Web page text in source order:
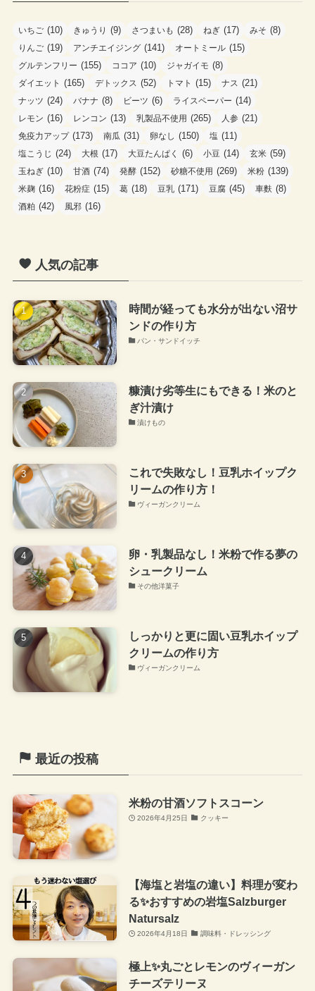
いちご (10) きゅうり (9) さつまいも (28) ねぎ (17) みそ (8)
りんご (19) アンチエイジング (141) オートミール (15)
グルテンフリー (155) ココア (10) ジャガイモ (8)
ダイエット (165) デトックス (52) トマト (15) ナス (21)
ナッツ (24) バナナ (8) ビーツ (6) ライスペーパー (14)
レモン (16) レンコン (13) 乳製品不使用 (265) 人参 (21)
免疫力アップ(173) 南瓜 (31) 卵なし (150) 塩 (11)
塩こうじ (24) 大根 (17) 大豆たんぱく (6) 小豆 (14) 玄米 (59)
玉ねぎ (10) 甘酒 (74) 発酵 (152) 砂糖不使用 (269) 米粉 (139)
米麹 (16) 花粉症 (15) 葛 (18) 豆乳 (171) 豆腐 (45) 車麩 (8)
酒粕 (42) 風邪 (16)
人気の記事
時間が経っても水分が出ない沼サ
ンドの作り方
パン・サンドイッチ
糠漬け劣等生にもできる！米のと
ぎ汁漬け
漬けもの
これで失敗なし！豆乳ホイップク
リームの作り方！
ヴィーガンクリーム
卵・乳製品なし！米粉で作る夢の
シュークリーム
その他洋菓子
しっかりと更に固い豆乳ホイップ
クリームの作り方
ヴィーガンクリーム
最近の投稿
米粉の甘酒ソフトスコーン
2026年4月25日 クッキー
【海塩と岩塩の違い】料理が変わ
る✨おすすめの岩塩Salzburger
Natursalz
2026年4月18日 調味料・ドレッシング
極上✨丸ごとレモンのヴィーガン
チーズテリーヌ